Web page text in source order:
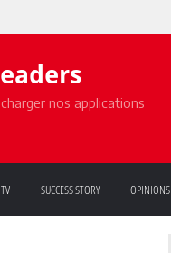
nos applications
SUCCESS STORY OPINIONS